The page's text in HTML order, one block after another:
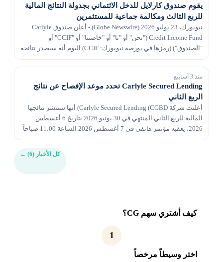
يقوم صندوق كارلايل للدخل الائتماني بجدولة النتائج المالية
للربع الثالث ومكالمة جماعية للمستثمرين
نيويورك، 23 يوليو 2026 (Globe Newswire) - أعلن صندوق Carlyle
Credit Income Fund ("نحن" أو "نا" أو "خاصتنا" أو "CCIF" أو
"الصندوق") (رمزها في بورصة نيويورك: CCIF) اليوم أنه سيصدر نتائجه
منذ 3 أسابيع
Carlyle Secured Lending تحدد موعد الإفصاح عن نتائج
الربع الثاني
أعلنت شركة Carlyle Secured Lending (CGBD) أنها ستنشر نتائجها
المالية للربع الثاني المنتهي في 30 يونيو 2026 بتاريخ 6 أغسطس
2026، يعقبه مؤتمر هاتفي في 7 أغسطس 2026 الساعة 11:00 صباحاً
كل الأخبار (6) ←
كيف أشتري سهم CG؟
1
اختر وسيطاً مرخصاً